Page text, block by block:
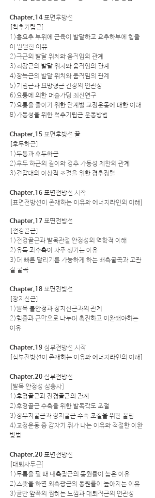
Chapter.14 표면후방선
[척추기립근]
1)흉요추 부위에 근육이 발달하고 요추하부에 힘줄
이 발달한 이유
2)극근의 발달 위치와 움직임의 관계
3)최장근의 발달 위치와 움직임의 관계
4)장늑근의 발달 위치와 움직임의 관계
5)기립근과 요방형근 긴장의 연관성
6)요통에 의한 머슬가딩 최신연구
7)요통을 줄이기 위한 단계별 교정운동에 대한 이해
8)가동성을 위한 척추기립근 운동방법
Chapter.15 표면후방선 끝
[후두하근]
1)두통과 후두하근
2)후두 하근의 길이와 경추 가동성 제한의 관계
3)견갑대의 이상적 조절을 위한 경추정렬
Chapter.16 표면전방선 시작
[표면전방선이 존재하는 이유와 에너지라인의 이해]
Chapter.17 표면전방선
[전경골근]
1)전경골근과 발목관절 안정성의 역학적 이해
2)유독 과수축이 자주 생기는 이유
3)더 빠른 달리기를 가능하게 하는 배측굴곡과 고관
절 굴곡
Chapter.18 표면전방선
[장지신근]
1)발목 불안정과 장지신근과의 관계
2)힘줄과 근막으로 나누어 촉진하고 이완해야하는
이유
Chapter.19 심부전방선 시작
[심부전방선이 존재하는 이유와 에너지라인의 이해]
Chapter.20 심부전방선
[발목 안정성 삼총사]
1)후경골근과 전경골근의 관계
2)후경골근 수축을 위한 발목각도 조절
3)장무지굴근과 장지굴근 수축 조절을 위한 꿀팁
4)교정운동 중 갑자기 쥐가 나는 이유와 적절한 이완
방법
Chapter.20 표면전방선
[대퇴사두근]
1)무릎을 펼 때 내측광근의 동원률이 높은 이유
2)스쾃을 하면 외측광근의 동원률이 높아지는 이유
3)골반 앞쪽의 찝히는 느낌과 대퇴직근의 연관성